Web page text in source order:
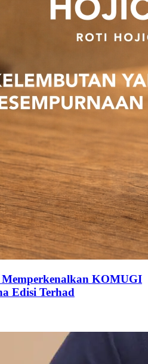
Memperkenalkan KOMUGI
Edisi Terhad